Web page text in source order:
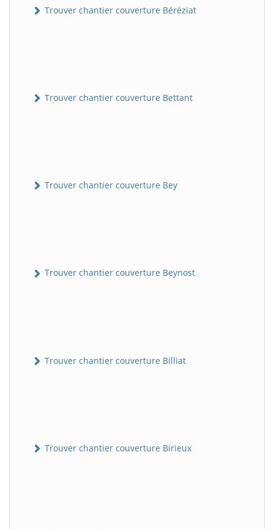
Trouver chantier couverture Béréziat
Trouver chantier couverture Bettant
Trouver chantier couverture Bey
Trouver chantier couverture Beynost
Trouver chantier couverture Billiat
Trouver chantier couverture Birieux